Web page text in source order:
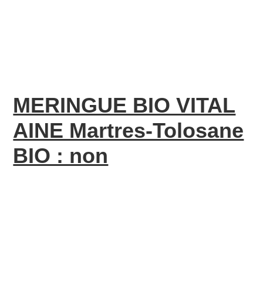
MERINGUE BIO VITAL
AINE Martres-Tolosane
BIO : non